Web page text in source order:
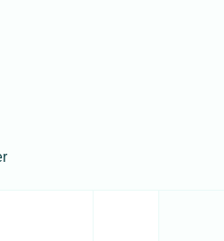
mere opfinder end sælger